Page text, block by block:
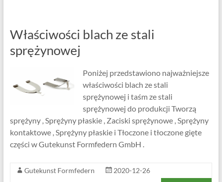
Właściwości blach ze stali
sprężynowej
Poniżej przedstawiono najważniejsze
właściwości blach ze stali
sprężynowej i taśm ze stali
sprężynowej do produkcji Tworzą
sprężyny , Sprężyny płaskie , Zaciski sprężynowe , Sprężyny
kontaktowe , Sprężyny płaskie i Tłoczone i tłoczone gięte
części w Gutekunst Formfedern GmbH .
Gutekunst Formfedern
2020-12-26